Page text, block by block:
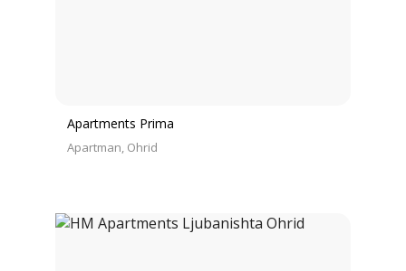
Apartments Prima
Apartman Ohrid